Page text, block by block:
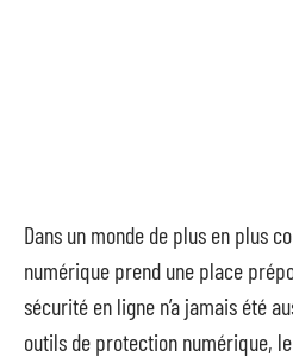
Dans un monde de plus en plus
numérique prend une place
sécurité en ligne n’a jamais été
outils de protection numérique,